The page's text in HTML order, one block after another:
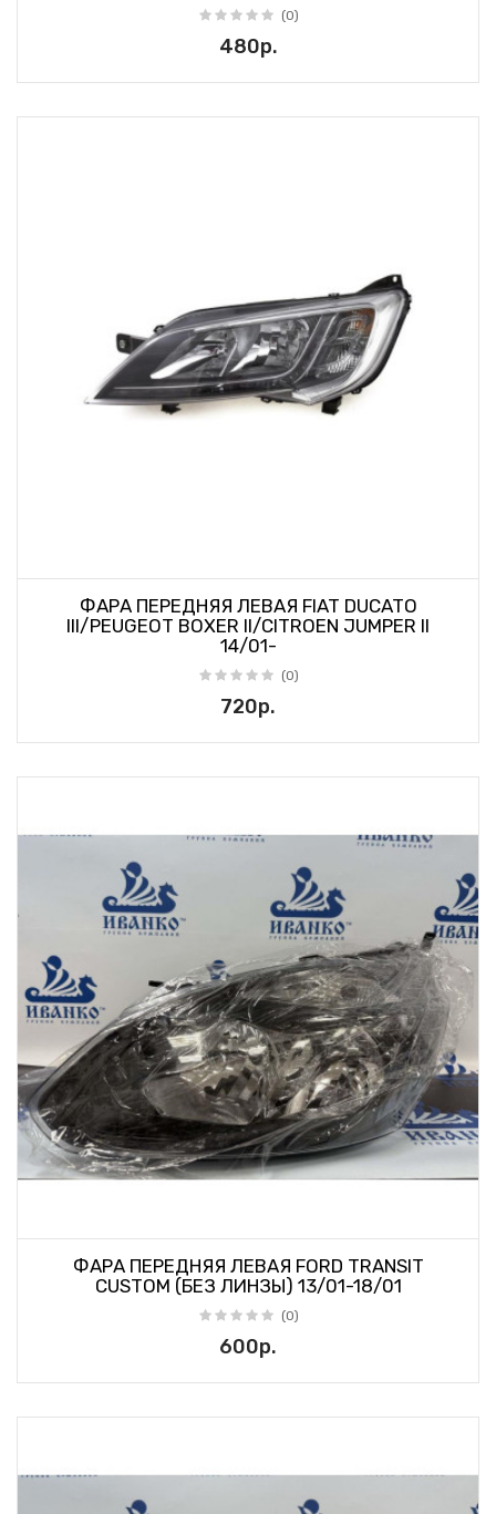
(0)
480р.
ФАРА ПЕРЕДНЯЯ ЛЕВАЯ FIAT DUCATO
III/PEUGEOT BOXER II/CITROEN JUMPER II
14/01-
(0)
720р.
ФАРА ПЕРЕДНЯЯ ЛЕВАЯ FORD TRANSIT
CUSTOM (БЕЗ ЛИНЗЫ) 13/01-18/01
(0)
600р.